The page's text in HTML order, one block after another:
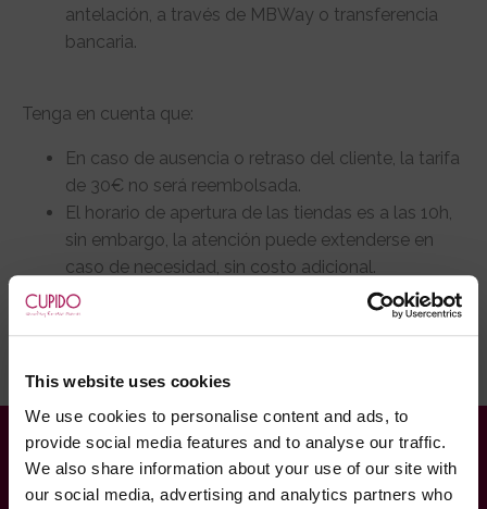
This website uses cookies
We use cookies to personalise content and ads, to
provide social media features and to analyse our traffic.
We also share information about your use of our site with
our social media, advertising and analytics partners who
antelación, a través de MBWay o transferencia
bancaria.
Tenga en cuenta que:
En caso de ausencia o retraso del cliente, la tarifa
de 30€ no será reembolsada.
El horario de apertura de las tiendas es a las 10h,
sin embargo, la atención puede extenderse en
caso de necesidad, sin costo adicional.
Atención para 1 o 2 personas como máximo. Si
desea una atención para 3-4 personas, la tarifa
INFORMACIÓN
Contáctenos